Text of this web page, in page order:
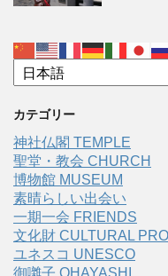
カテゴリー
神社仏閣 TEMPLE
聖堂・教会 CHURCH
博物館 MUSEUM
素晴らしい出会い
一期一会 FRIENDS
文化財 CULTURAL
ユネスコ UNESCO